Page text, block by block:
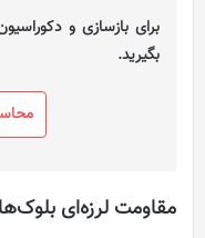
برای بازسازی و
بگیرید.
مقاومت لرزه‌ای